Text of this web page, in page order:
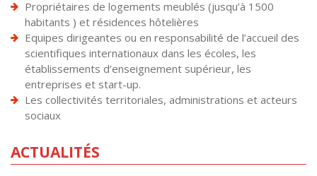
Propriétaires de logements meublés (jusqu’à 1500
habitants ) et résidences hôtelières
Equipes dirigeantes ou en responsabilité de l’accueil des
scientifiques internationaux dans les écoles, les
établissements d’enseignement supérieur, les
entreprises et start-up.
Les collectivités territoriales, administrations et acteurs
sociaux
ACTUALITÉS